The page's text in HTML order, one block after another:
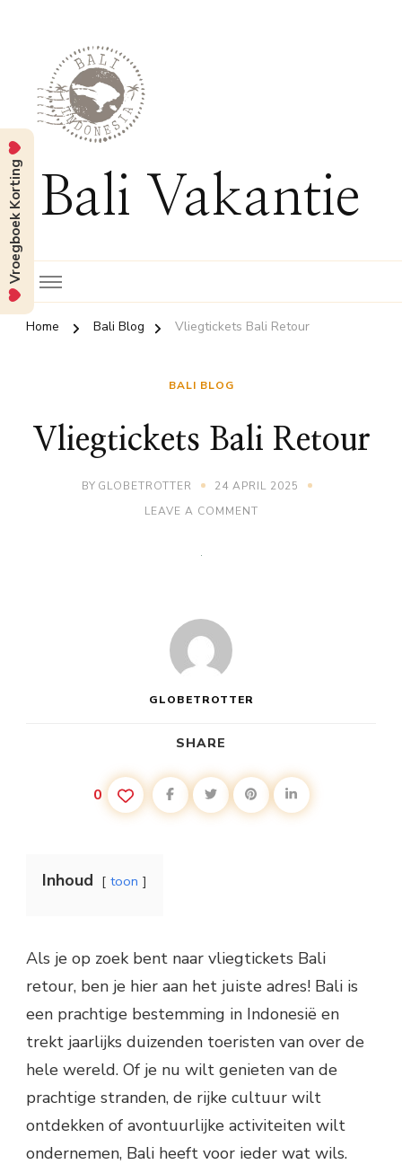
Bali Vakantie
Home Bali Blog Vliegtickets Bali Retour
BALI BLOG
Vliegtickets Bali Retour
BY GLOBETROTTER
24 APRIL 2025
LEAVE A COMMENTON
GLOBETROTTER
SHARE
0
Inhoud toon
Als je op zoek bent naar vliegtickets Bali
retour, ben je hier aan het juiste adres! Bali is
een prachtige bestemming in Indonesië en
trekt jaarlijks duizenden toeristen van over de
hele wereld. Of je nu wilt genieten van de
prachtige stranden, de rijke cultuur wilt
ontdekken of avontuurlijke activiteiten wilt
ondernemen, Bali heeft voor ieder wat wils.
Vroegboek Korting